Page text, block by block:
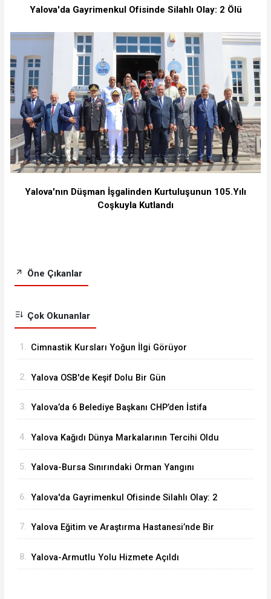
Yalova'da Gayrimenkul Ofisinde Silahlı Olay: 2 Ölü
Yalova'nın Düşman İşgalinden Kurtuluşunun 105.Yılı
Coşkuyla Kutlandı
Öne Çıkanlar
Çok Okunanlar
1. Cimnastik Kursları Yoğun İlgi Görüyor
2. Yalova OSB'de Keşif Dolu Bir Gün
3. Yalova’da 6 Belediye Başkanı CHP’den İstifa
4. Yalova Kağıdı Dünya Markalarının Tercihi Oldu
5. Yalova-Bursa Sınırındaki Orman Yangını
6. Yalova'da Gayrimenkul Ofisinde Silahlı Olay: 2
7. Yalova Eğitim ve Araştırma Hastanesi’nde Bir
8. Yalova-Armutlu Yolu Hizmete Açıldı